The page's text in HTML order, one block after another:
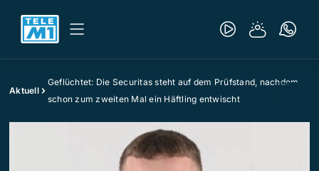
Aktuell
Geflüchtet: Die Securitas steht auf dem Prüfstand, nachdem
schon zum zweiten Mal ein Häftling entwischt